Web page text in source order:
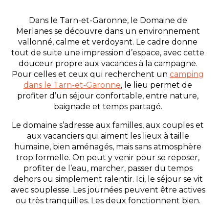
Dans le Tarn-et-Garonne, le Domaine de
Merlanes se découvre dans un environnement
vallonné, calme et verdoyant. Le cadre donne
tout de suite une impression d’espace, avec cette
douceur propre aux vacances à la campagne.
Pour celles et ceux qui recherchent un camping
dans le Tarn-et-Garonne, le lieu permet de
profiter d’un séjour confortable, entre nature,
baignade et temps partagé.
Le domaine s’adresse aux familles, aux couples et
aux vacanciers qui aiment les lieux à taille
humaine, bien aménagés, mais sans atmosphère
trop formelle. On peut y venir pour se reposer,
profiter de l’eau, marcher, passer du temps
dehors ou simplement ralentir. Ici, le séjour se vit
avec souplesse. Les journées peuvent être actives
ou très tranquilles. Les deux fonctionnent bien.